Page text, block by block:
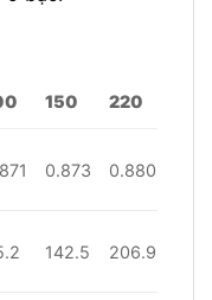
150 220
0.873 0.880
142.5 206.9